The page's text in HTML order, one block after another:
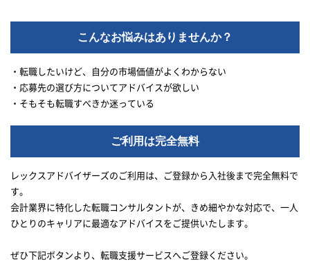
こんなお悩みはありませんか？
・転職したいけど、自分の市場価値がよくわからない
・応募先の選び方についてアドバイスが欲しい
・そもそも転職すべきか迷っている
ご利用は完全無料
レックスアドバイザーズのご利用は、ご登録から入社後まで完全無料で
す。
会計業界に特化した転職コンサルタントが、きめ細やかな対応で、一人
ひとりのキャリアに最適なアドバイスをご提供いたします。
ぜひ下記ボタンより、転職支援サービスへご登録ください。